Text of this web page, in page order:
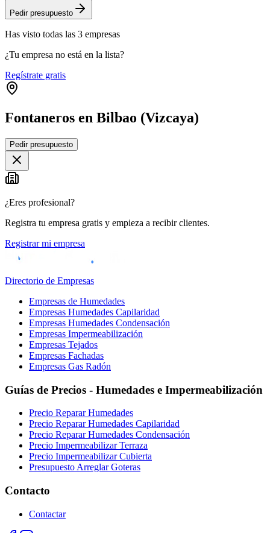
Pedir presupuesto
Has visto todas las 3 empresas
¿Tu empresa no está en la lista?
Regístrate gratis
Fontaneros en Bilbao (Vizcaya)
+
−
Pedir presupuesto
¿Eres profesional?
Registra tu empresa gratis y empieza a recibir clientes.
Registrar mi empresa
Directorio de Empresas
Empresas de Humedades
Empresas Humedades Capilaridad
Empresas Humedades Condensación
Empresas Impermeabilización
Empresas Tejados
Empresas Fachadas
Empresas Gas Radón
Guías de Precios - Humedades e Impermeabilización
Precio Reparar Humedades
Precio Reparar Humedades Capilaridad
Precio Reparar Humedades Condensación
Precio Impermeabilizar Terraza
Precio Impermeabilizar Cubierta
Presupuesto Arreglar Goteras
Contacto
Contactar